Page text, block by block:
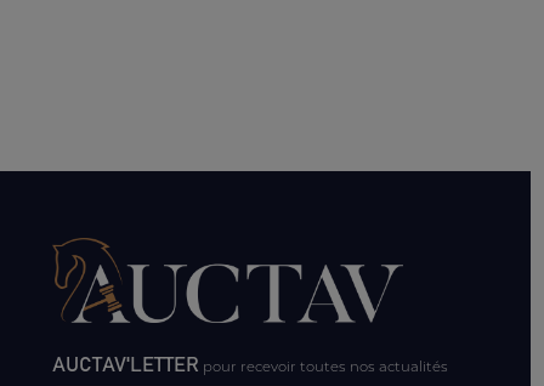
AUCTAV'LETTER pour recevoir toutes nos actualités